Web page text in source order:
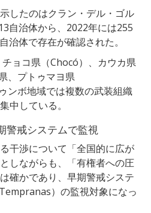
したのはクラン・デル・ゴル
自治体から、2022年には255
治体で存在が確認された。
ョコ県（Chocó）、カウカ県
、プトゥマヨ県
ンボ地域では複数の武装組織
中している。
警戒システムで監視
干渉について「全国的に広が
しながらも、「有権者への圧
確かであり、早期警戒システ
）の監視対象になっ